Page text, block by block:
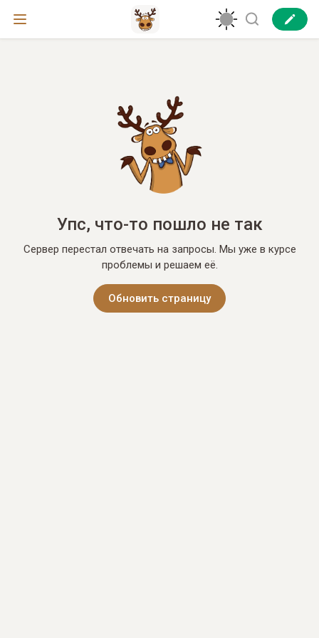
Упс, что-то пошло не так
Сервер перестал отвечать на запросы. Мы уже в курсе
проблемы и решаем её.
Обновить страницу